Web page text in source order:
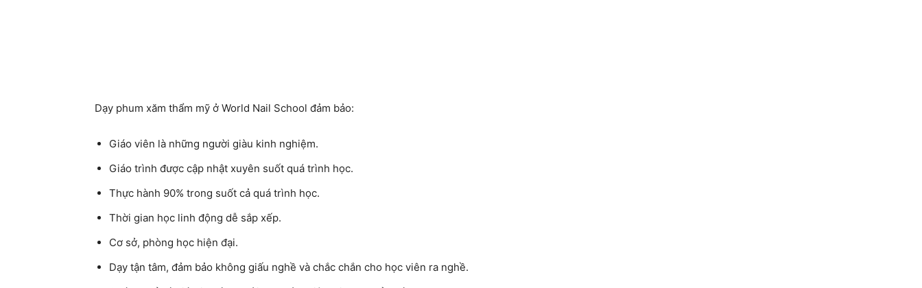
Dạy phum xăm thẩm mỹ ở World Nail School đảm bảo:
Giáo viên là những người giàu kinh nghiệm.
Giáo trình được cập nhật xuyên suốt quá trình học.
Thực hành 90% trong suốt cả quá trình học.
Thời gian học linh động dễ sắp xếp.
Cơ sở, phòng học hiện đại.
Dạy tận tâm, đảm bảo không giấu nghề và chắc chắn cho học viên ra nghề.